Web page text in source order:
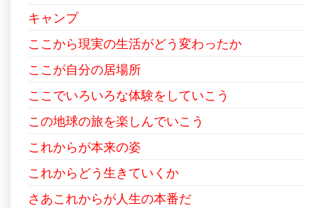
キャンプ
ここから現実の生活がどう変わったか
ここが自分の居場所
ここでいろいろな体験をしていこう
この地球の旅を楽しんでいこう
これからが本来の姿
これからどう生きていくか
さあこれからが人生の本番だ